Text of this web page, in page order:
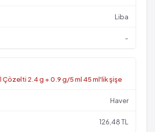
Liba
-
Çözelti 2.4 g + 0.9 g/5 ml 45 ml'lik şişe
Haver
126,48 TL